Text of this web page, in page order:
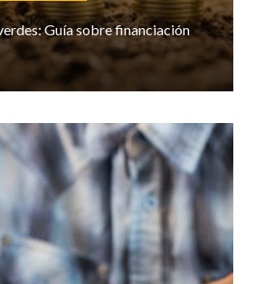
Guía sobre financiación